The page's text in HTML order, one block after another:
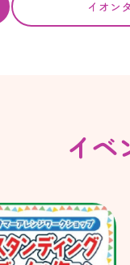
イオン
イベ